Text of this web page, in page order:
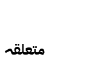
متعلقہ